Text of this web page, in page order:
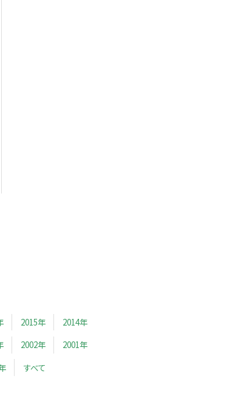
2015年
2014年
2002年
2001年
すべて